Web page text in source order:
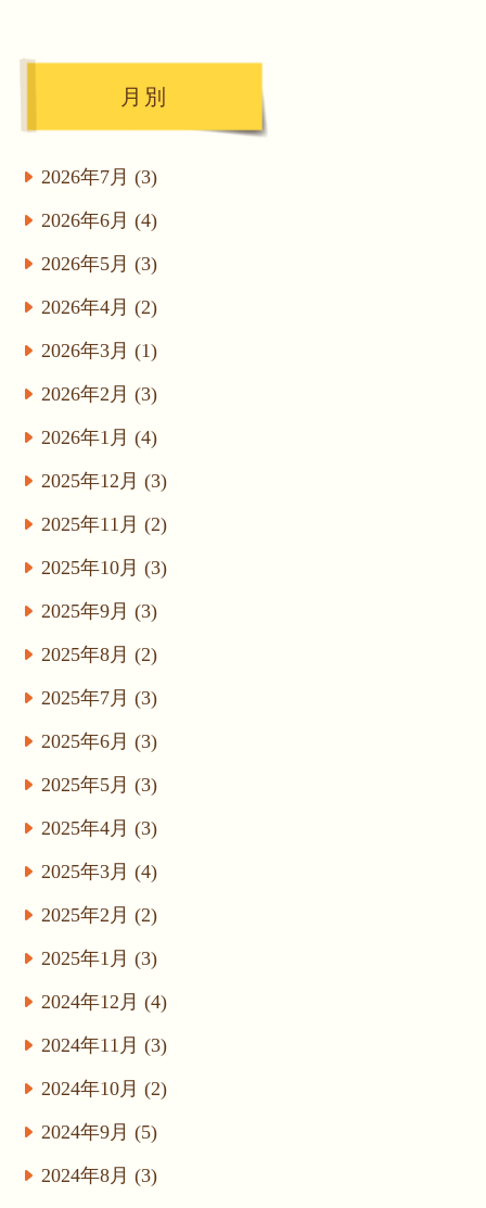
月別
2026年7月 (3)
2026年6月 (4)
2026年5月 (3)
2026年4月 (2)
2026年3月 (1)
2026年2月 (3)
2026年1月 (4)
2025年12月 (3)
2025年11月 (2)
2025年10月 (3)
2025年9月 (3)
2025年8月 (2)
2025年7月 (3)
2025年6月 (3)
2025年5月 (3)
2025年4月 (3)
2025年3月 (4)
2025年2月 (2)
2025年1月 (3)
2024年12月 (4)
2024年11月 (3)
2024年10月 (2)
2024年9月 (5)
2024年8月 (3)